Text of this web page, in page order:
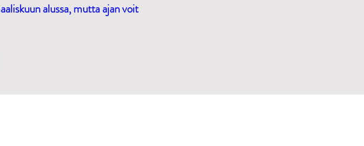
alussa, mutta ajan voit